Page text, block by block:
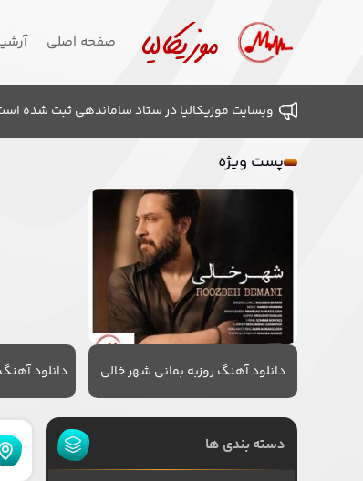
صفحه اصلی
وبسایت موزیکالیا در ستاد ساماندهی ثبت شده
پست ویژه
دانلود آهنگ روزبه بمانی شهر خالی دانلود
دسته بندی ها